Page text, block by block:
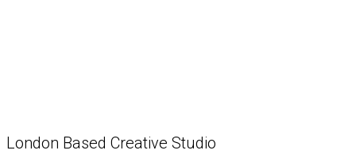
London Based Creative Studio